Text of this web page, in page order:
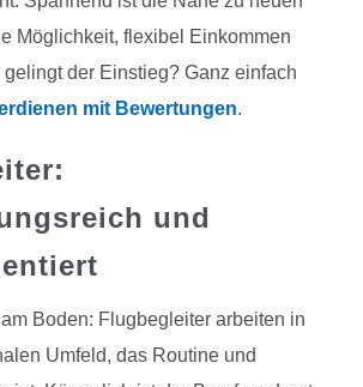
Möglichkeit, flexibel Einkommen
der Einstieg? Ganz einfach
mit Bewertungen.
:
und
Boden: Flugbegleiter arbeiten in
Umfeld, das Routine und